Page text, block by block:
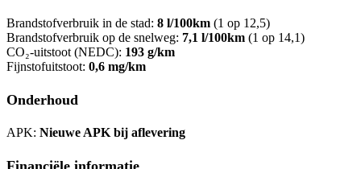
Brandstofverbruik in de stad: 8 l/100km (1 op 12,5)
Brandstofverbruik op de snelweg: 7,1 l/100km (1 op 14,1)
CO₂-uitstoot (NEDC): 193 g/km
Fijnstofuitstoot: 0,6 mg/km
Onderhoud
APK: Nieuwe APK bij aflevering
Financiële informatie